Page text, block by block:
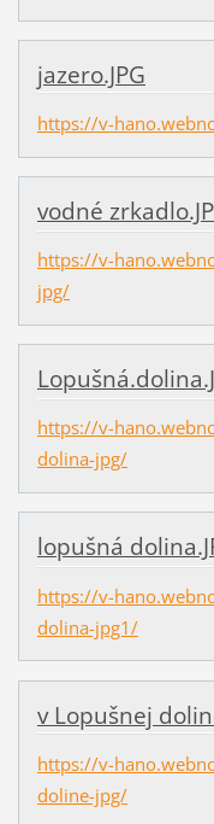
jazero.JPG
https://v-
vodné
https://v-
jpg/
https://v-
dolina-jpg/
lopušná
https://v-
dolina-jpg1/
v Lopušnej
https://v-
doline-jpg/